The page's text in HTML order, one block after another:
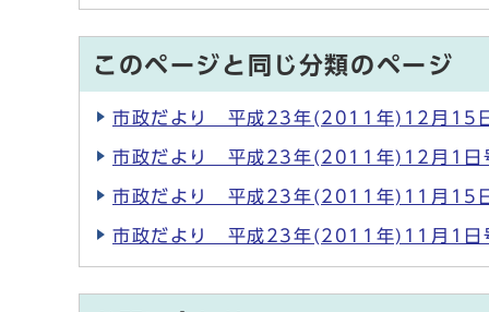
このページと同じ分類のページ
市政だより 平成23年(2011年)12月15
市政だより 平成23年(2011年)12月1日
市政だより 平成23年(2011年)11月15
市政だより 平成23年(2011年)11月1日